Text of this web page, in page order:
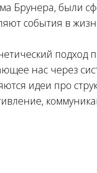
Брунера, были
события в
подход
нас через
идеи про